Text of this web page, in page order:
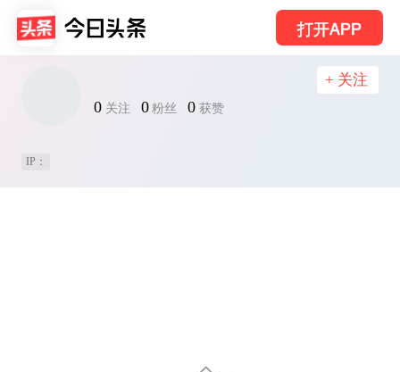
打开APP
0 关注 0 粉丝 0 获赞
+ 关注
IP：